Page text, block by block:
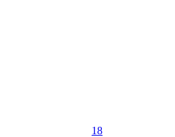
18